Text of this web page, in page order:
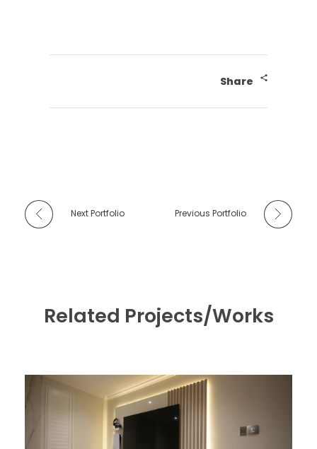
Share
Previous Portfolio
Next Portfolio
Related Projects/Works